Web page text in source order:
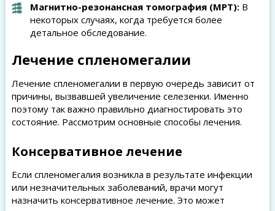
Магнитно-резонансная томография (МРТ):В
некоторых случаях, когда требуется более
детальное обследование.
Лечение спленомегалии
Лечение спленомегалии в первую очередь зависит от
причины, вызвавшей увеличение селезенки. Именно
поэтому так важно правильно диагностировать это
состояние. Рассмотрим основные способы лечения.
Консервативное лечение
Если спленомегалия возникла в результате инфекции
или незначительных заболеваний, врачи могут
назначить консервативное лечение. Это может